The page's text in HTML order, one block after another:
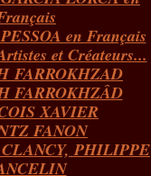
en Français
et Créateurs...
FARROKHZAD
FARROKHZÂD
XAVIER
FANON
PHILIPPE